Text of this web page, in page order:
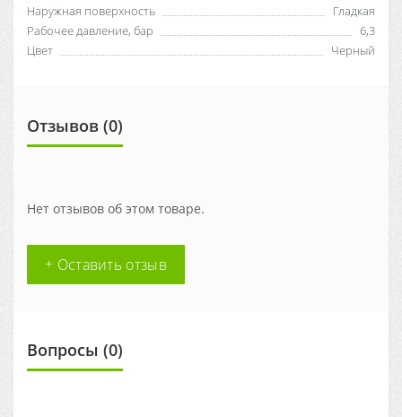
Наружная поверхность
Гладкая
Рабочее давление, бар
6,3
Цвет
Черный
Отзывов (0)
Нет отзывов об этом товаре.
+ Оставить отзыв
Вопросы (0)